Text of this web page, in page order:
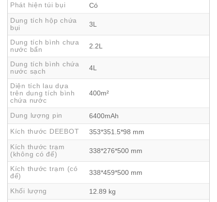
Giải quyết nỗi lo tóc rối với ZeroTangle 3.0 và chổi
cạnh ARClean
Một trong những vấn đề khó chịu nhất khi dùng robot hút
Phát hiện túi bụi
Có
Dung tích hộp chứa
bụi
3L
Dung tích bình chưa
nước bẩn
2.2L
Dung tích bình chứa
nước sạch
4L
Diện tích lau dựa
trên dung tích bình
chứa nước
400m²
Dung lượng pin
6400mAh
Kích thước DEEBOT
353*351.5*98 mm
Kích thước trạm
(không có đế)
338*276*500 mm
Kích thước trạm (có
đế)
338*459*500 mm
Khối lượng
12.89 kg